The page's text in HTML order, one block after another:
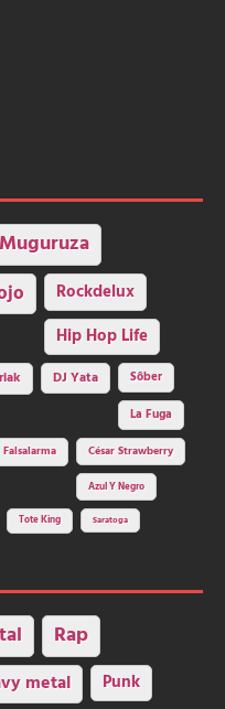
Rockdelux
Hip Hop Life
DJ Yata
Sôber
La Fuga
Falsalarma César Strawberry
Azul Y Negro
Tote King Saratoga
Rap
metal Punk